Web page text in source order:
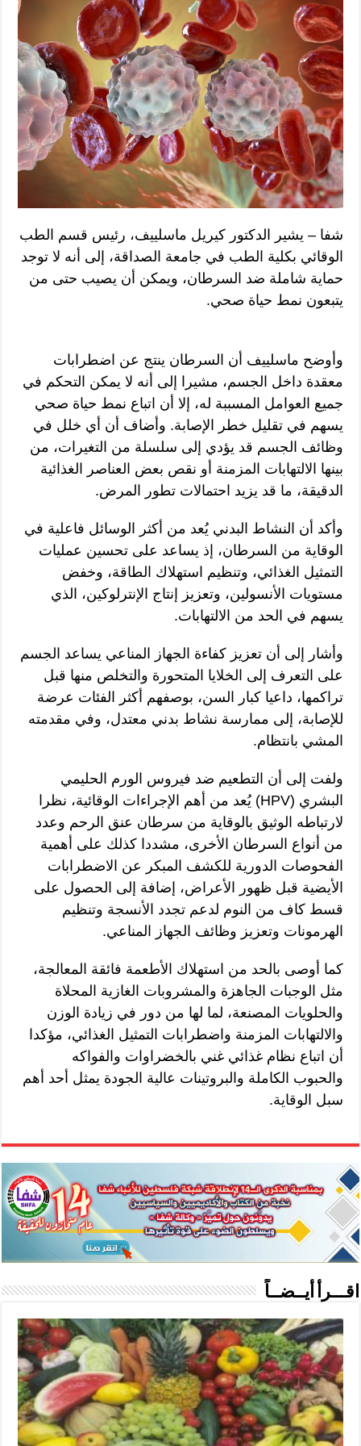
شفا – يشير الدكتور كيريل ماسلييف، رئيس قسم الطب
الوقائي بكلية الطب في جامعة الصداقة، إلى أنه لا توجد
حماية شاملة ضد السرطان، ويمكن أن يصيب حتى من
يتبعون نمط حياة صحي.
وأوضح ماسلييف أن السرطان ينتج عن اضطرابات
معقدة داخل الجسم، مشيرا إلى أنه لا يمكن التحكم في
جميع العوامل المسببة له، إلا أن اتباع نمط حياة صحي
يسهم في تقليل خطر الإصابة. وأضاف أن أي خلل في
وظائف الجسم قد يؤدي إلى سلسلة من التغيرات، من
بينها الالتهابات المزمنة أو نقص بعض العناصر الغذائية
الدقيقة، ما قد يزيد احتمالات تطور المرض.
وأكد أن النشاط البدني يُعد من أكثر الوسائل فاعلية في
الوقاية من السرطان، إذ يساعد على تحسين عمليات
التمثيل الغذائي، وتنظيم استهلاك الطاقة، وخفض
مستويات الأنسولين، وتعزيز إنتاج الإنترلوكين، الذي
يسهم في الحد من الالتهابات.
وأشار إلى أن تعزيز كفاءة الجهاز المناعي يساعد الجسم
على التعرف إلى الخلايا المتحورة والتخلص منها قبل
تراكمها، داعيا كبار السن، بوصفهم أكثر الفئات عرضة
للإصابة، إلى ممارسة نشاط بدني معتدل، وفي مقدمته
المشي بانتظام.
ولفت إلى أن التطعيم ضد فيروس الورم الحليمي
البشري (HPV) يُعد من أهم الإجراءات الوقائية، نظرا
لارتباطه الوثيق بالوقاية من سرطان عنق الرحم وعدد
من أنواع السرطان الأخرى، مشددا كذلك على أهمية
الفحوصات الدورية للكشف المبكر عن الاضطرابات
الأيضية قبل ظهور الأعراض، إضافة إلى الحصول على
قسط كاف من النوم لدعم تجدد الأنسجة وتنظيم
الهرمونات وتعزيز وظائف الجهاز المناعي.
كما أوصى بالحد من استهلاك الأطعمة فائقة المعالجة،
مثل الوجبات الجاهزة والمشروبات الغازية المحلاة
والحلويات المصنعة، لما لها من دور في زيادة الوزن
والالتهابات المزمنة واضطرابات التمثيل الغذائي، مؤكدا
أن اتباع نظام غذائي غني بالخضراوات والفواكه
والحبوب الكاملة والبروتينات عالية الجودة يمثل أحد أهم
سبل الوقاية.
اقـــرأ أيــضــاً